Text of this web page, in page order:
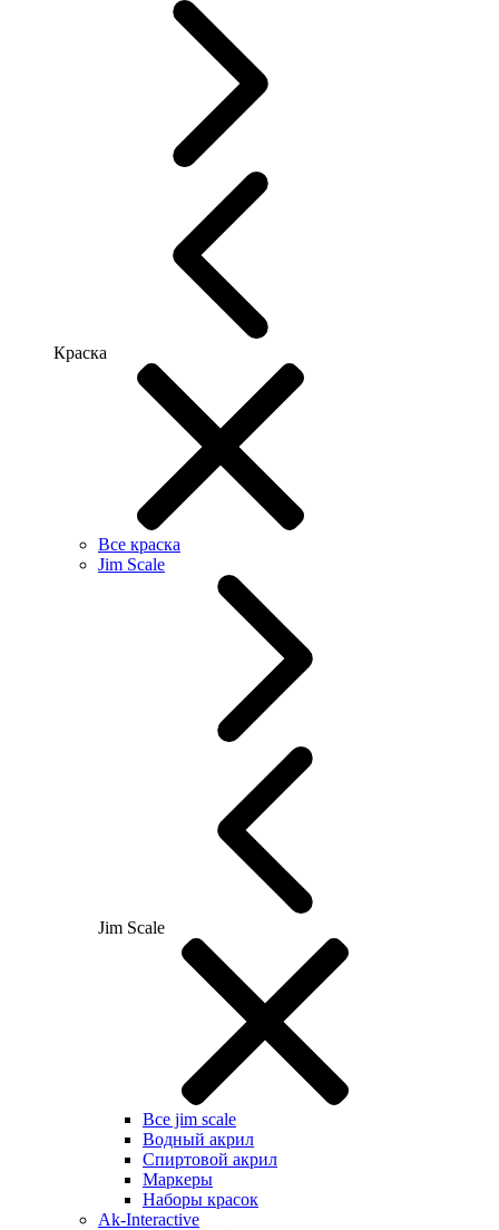
Краска
Все краска
Jim Scale
Jim Scale
Все jim scale
Водный акрил
Спиртовой акрил
Маркеры
Наборы красок
Ak-Interactive